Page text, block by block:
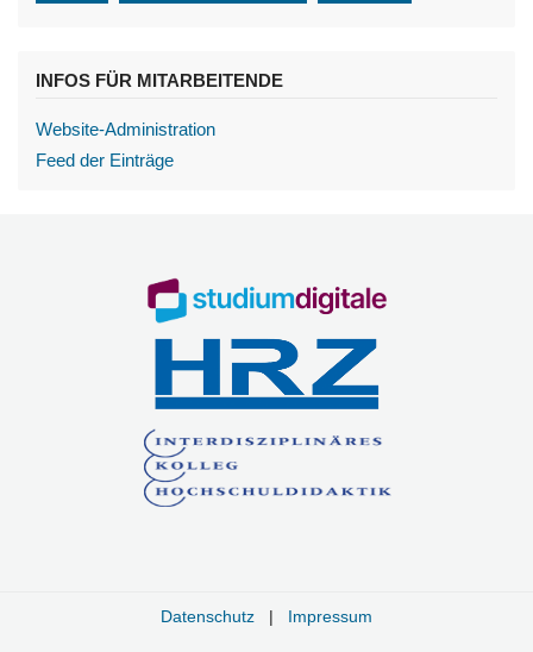
INFOS FÜR MITARBEITENDE
Website-Administration
Feed der Einträge
Datenschutz | Impressum